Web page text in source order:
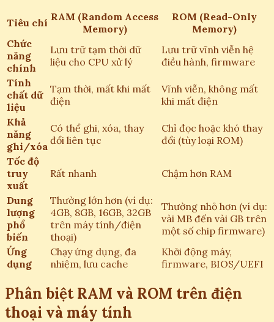
Tiêu chí RAM (Random Access
Memory)
ROM (Read-Only
Memory)
Chức
năng
chính
Lưu trữ tạm thời dữ
liệu cho CPU xử lý
Lưu trữ vĩnh viễn hệ
điều hành, firmware
Tính
chất dữ
liệu
Tạm thời, mất khi mất
điện
Vĩnh viễn, không mất
khi mất điện
Khả
năng
ghi/xóa
Có thể ghi, xóa, thay
đổi liên tục
Chỉ đọc hoặc khó thay
đổi (tùy loại ROM)
Tốc độ
truy
xuất
Rất nhanh Chậm hơn RAM
Dung
lượng
phổ
biến
Thường lớn hơn (ví dụ:
4GB, 8GB, 16GB, 32GB
trên máy tính/điện
thoại)
Thường nhỏ hơn (ví dụ:
vài MB đến vài GB trên
một số chip firmware)
Ứng
dụng
Chạy ứng dụng, đa
nhiệm, lưu cache
Khởi động máy,
firmware, BIOS/UEFI
Phân biệt RAM và ROM trên điện
thoại và máy tính